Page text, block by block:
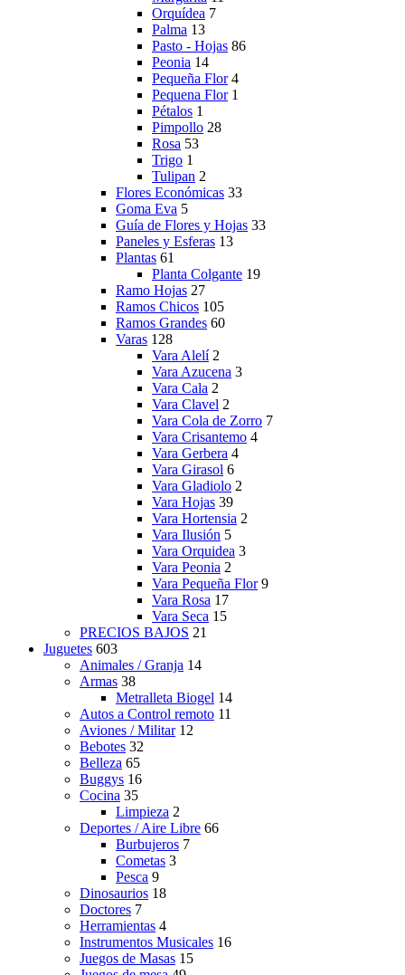
Orquídea 7
Palma 13
Pasto - Hojas 86
Peonia 14
Pequeña Flor 4
Pequena Flor 1
Pétalos 1
Pimpollo 28
Rosa 53
Trigo 1
Tulipan 2
Flores Económicas 33
Goma Eva 5
Guía de Flores y Hojas 33
Paneles y Esferas 13
Plantas 61
Planta Colgante 19
Ramo Hojas 27
Ramos Chicos 105
Ramos Grandes 60
Varas 128
Vara Alelí 2
Vara Azucena 3
Vara Cala 2
Vara Clavel 2
Vara Cola de Zorro 7
Vara Crisantemo 4
Vara Gerbera 4
Vara Girasol 6
Vara Gladiolo 2
Vara Hojas 39
Vara Hortensia 2
Vara Ilusión 5
Vara Orquidea 3
Vara Peonia 2
Vara Pequeña Flor 9
Vara Rosa 17
Vara Seca 15
PRECIOS BAJOS 21
Juguetes 603
Animales / Granja 14
Armas 38
Metralleta Biogel 14
Autos a Control remoto 11
Aviones / Militar 12
Bebotes 32
Belleza 65
Buggys 16
Cocina 35
Limpieza 2
Deportes / Aire Libre 66
Burbujeros 7
Cometas 3
Pesca 9
Dinosaurios 18
Doctores 7
Herramientas 4
Instrumentos Musicales 16
Juegos de Masas 15